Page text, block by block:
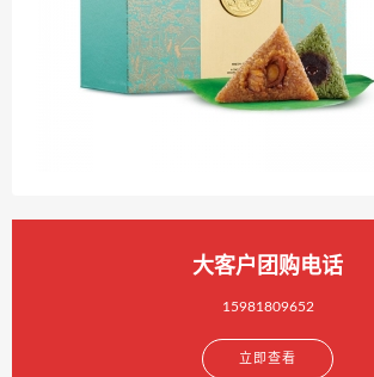
大客户团购电话
15981809652
立即查看